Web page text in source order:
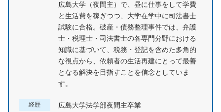
広島大学（夜間主）で、昼に仕事をして学費
と生活費を稼ぎつつ、大学在学中に司法書士
試験に合格。破産・債務整理事件では、弁護
士・税理士・司法書士の各専門分野における
知識に基づいて、税務・登記を含めた多角的
な視点から、依頼者の生活再建にとって最善
となる解決を目指すことを信念としていま
す。
経歴
広島大学法学部夜間主卒業